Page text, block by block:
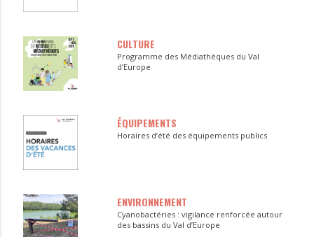
CULTURE
Programme des Médiathèques du Val
d’Europe
ÉQUIPEMENTS
Horaires d’été des équipements publics
ENVIRONNEMENT
Cyanobactéries : vigilance renforcée autour
des bassins du Val d’Europe